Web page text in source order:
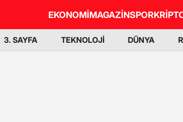
EKONOMİMAGAZİNSPOR
3. SAYFA TEKNOLOJİ DÜNYA